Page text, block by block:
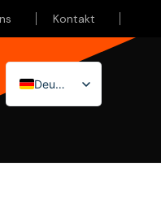
Kontakt
Deutsch
Nederlands